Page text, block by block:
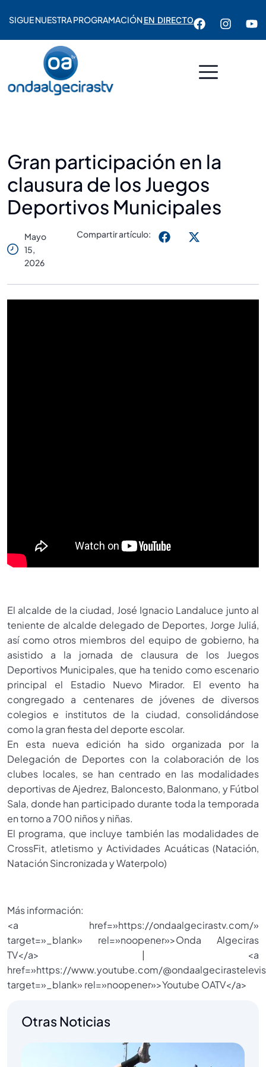
SIGUE NUESTRA PROGRAMACIÓNEN DIRECTO
Gran participación en la
clausura de los Juegos
Deportivos Municipales
Mayo
15,
2026
Compartir artículo:
El alcalde de la ciudad, José Ignacio Landaluce junto al
teniente de alcalde delegado de Deportes, Jorge Juliá,
así como otros miembros del equipo de gobierno, ha
asistido a la jornada de clausura de los Juegos
Deportivos Municipales, que ha tenido como escenario
principal el Estadio Nuevo Mirador. El evento ha
congregado a centenares de jóvenes de diversos
colegios e institutos de la ciudad, consolidándose
como la gran fiesta del deporte escolar.
En esta nueva edición ha sido organizada por la
Delegación de Deportes con la colaboración de los
clubes locales, se han centrado en las modalidades
deportivas de Ajedrez, Baloncesto, Balonmano, y Fútbol
Sala, donde han participado durante toda la temporada
en torno a 700 niños y niñas.
El programa, que incluye también las modalidades de
CrossFit, atletismo y Actividades Acuáticas (Natación,
Natación Sincronizada y Waterpolo)
Más información:
<a href=»https://ondaalgecirastv.com/»
target=»_blank» rel=»noopener»>Onda Algeciras
TV</a> | <a
href=»https://www.youtube.com/
target=»_blank» rel=»noopener»>Youtube OATV</a>
Otras Noticias